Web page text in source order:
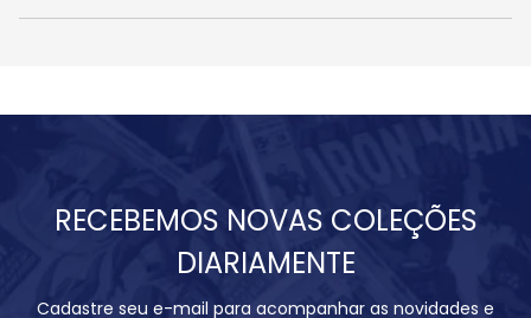
RECEBEMOS NOVAS COLEÇÕES
DIARIAMENTE
Cadastre seu e-mail para acompanhar as novidades e